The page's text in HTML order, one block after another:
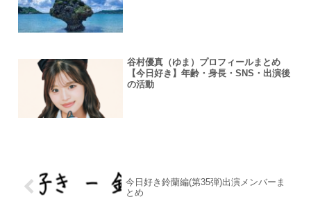
谷村優真（ゆま）プロフィールまとめ
【今日好き】年齢・身長・SNS・出演後
の活動
今日好き鈴蘭編(第35弾)出演メンバーま
とめ